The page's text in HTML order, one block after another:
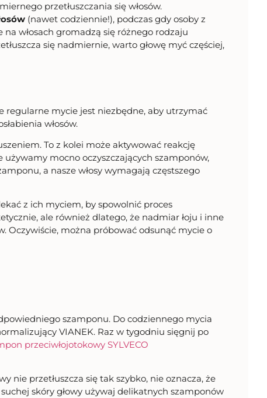
przetłuszczania się włosów.
(nawet codziennie!), podczas gdy osoby z
na włosach gromadzą się różnego rodzaju
się nadmiernie, warto głowę myć częściej,
regularne mycie jest niezbędne, aby utrzymać
włosów.
To z kolei może aktywować reakcję
mocno oczyszczających szamponów,
a nasze włosy wymagają częstszego
z ich myciem, by spowolnić proces
ale również dlatego, że nadmiar łoju i inne
Oczywiście, można próbować odsunąć mycie o
szamponu. Do codziennego mycia
VIANEK. Raz w tygodniu sięgnij po
przeciwłojotokowy SYLVECO
nie przetłuszcza się tak szybko, nie oznacza, że
suchej skóry głowy używaj delikatnych szamponów